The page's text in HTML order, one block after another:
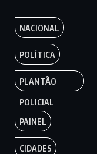
NACIONAL
POLÍTICA
PLANTÃO
POLICIAL
PAINEL
CIDADES